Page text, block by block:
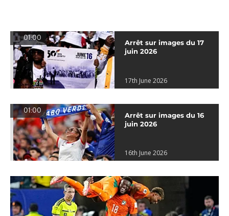
01:00
Arrêt sur images du 17
juin 2026
17th June 2026
01:00
Arrêt sur images du 16
juin 2026
16th June 2026